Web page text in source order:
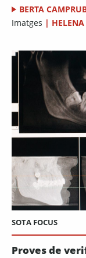
BERTA
Imatges |
SOTA FOCUS
Proves de